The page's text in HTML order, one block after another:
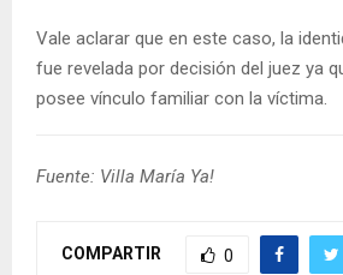
Vale aclarar que en este caso, la
fue revelada por decisión del juez ya
posee vínculo familiar con la víctima.
Fuente: Villa María Ya!
COMPARTIR 0